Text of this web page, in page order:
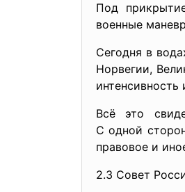
Под
военные
Сегодня в
Норвегии,
интенсивность
Всё это
С одной
правовое и
2.3 Совет